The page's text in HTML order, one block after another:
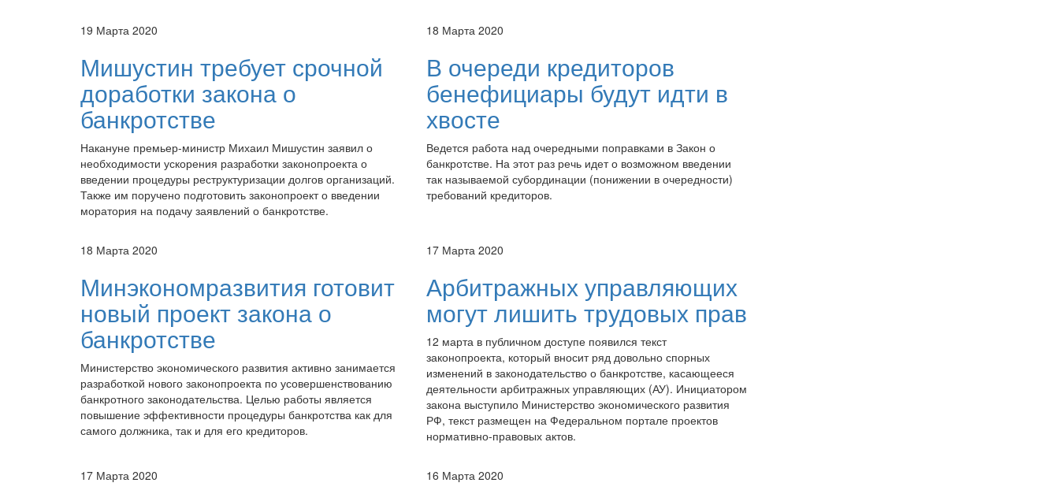
19 Марта 2020
Мишустин требует срочной
доработки закона о
банкротстве
Накануне премьер-министр Михаил Мишустин заявил о
необходимости ускорения разработки законопроекта о
введении процедуры реструктуризации долгов организаций.
Также им поручено подготовить законопроект о введении
моратория на подачу заявлений о банкротстве.
18 Марта 2020
В очереди кредиторов
бенефициары будут идти в
хвосте
Ведется работа над очередными поправками в Закон о
банкротстве. На этот раз речь идет о возможном введении
так называемой субординации (понижении в очередности)
требований кредиторов.
18 Марта 2020
Минэкономразвития готовит
новый проект закона о
банкротстве
Министерство экономического развития активно занимается
разработкой нового законопроекта по усовершенствованию
банкротного законодательства. Целью работы является
повышение эффективности процедуры банкротства как для
самого должника, так и для его кредиторов.
17 Марта 2020
Арбитражных управляющих
могут лишить трудовых прав
12 марта в публичном доступе появился текст
законопроекта, который вносит ряд довольно спорных
изменений в законодательство о банкротстве, касающееся
деятельности арбитражных управляющих (АУ). Инициатором
закона выступило Министерство экономического развития
РФ, текст размещен на Федеральном портале проектов
нормативно-правовых актов.
17 Марта 2020 16 Марта 2020